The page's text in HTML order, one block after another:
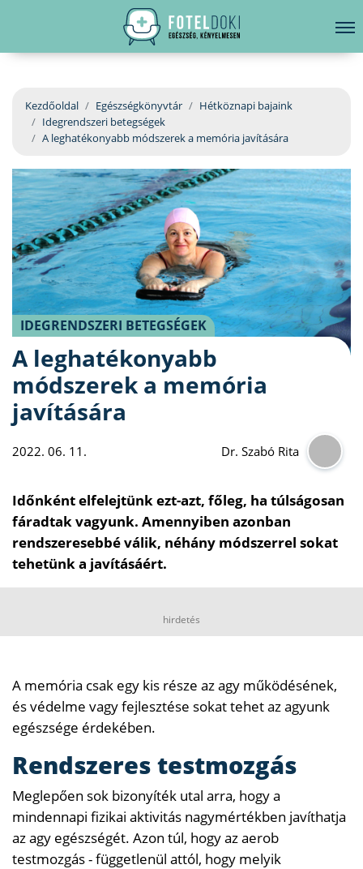
EGÉSZSÉGKÖNYVTÁR
BETEGSÉGKALAUZ
ÜGYELETKERESŐ
ORVOS VÁLASZOL
ORVOSKERESŐ
hirdetés
Kezdőoldal Egészségkönyvtár
Hétköznapi bajaink
Idegrendszeri betegségek
A leghatékonyabb módszerek a memória javítására
IDEGRENDSZERI BETEGSÉGEK
A leghatékonyabb
módszerek a memória
javítására
2022. 06. 11. Dr. Szabó Rita
Időnként elfelejtünk ezt-azt, főleg, ha túlságosan
fáradtak vagyunk. Amennyiben azonban
rendszeresebbé válik, néhány módszerrel sokat
tehetünk a javításáért.
hirdetés
A memória csak egy kis része az agy működésének,
és védelme vagy fejlesztése sokat tehet az agyunk
egészsége érdekében.
Rendszeres testmozgás
Meglepően sok bizonyíték utal arra, hogy a
mindennapi fizikai aktivitás nagymértékben javíthatja
az agy egészségét. Azon túl, hogy az aerob
testmozgás - függetlenül attól, hogy melyik